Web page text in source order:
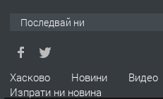
Последвай ни
Хасково Новини Видео
Изпрати ни новина